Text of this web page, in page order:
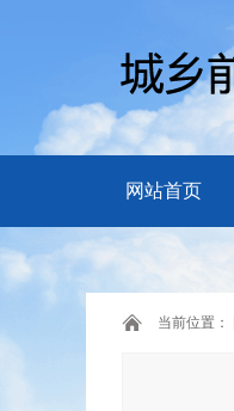
网站首页
当前位置：